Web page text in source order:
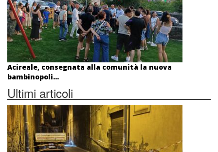
Acireale, consegnata alla comunità la nuova
bambinopoli...
Ultimi articoli